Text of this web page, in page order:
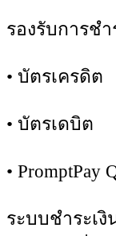
รองรับการชำ
• บัตรเครดิต
• บัตรเดบิต
• PromptPay
ระบบชำระเ